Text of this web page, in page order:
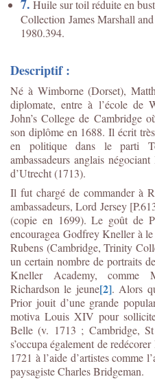
7. Huile sur toil réduite en
Collection James Marshall
1980.394.
Descriptif :
Né à Wimborne (Dorset),
diplomate, entre à l’école de
John’s College de Cambridge
son diplôme en 1688. Il écrit
en politique dans le parti
ambassadeurs anglais
d’Utrecht (1713).
Il fut chargé de commander à
ambassadeurs, Lord Jersey
(copie en 1699). Le goût de
encouragea Godfrey Kneller à
Rubens (Cambridge, Trinity
un certain nombre de portraits
Kneller Academy, comme
Richardson le jeune[2]. Alors
Prior jouit d’une grande
motiva Louis XIV pour
Belle (v. 1713 ; Cambridge,
s’occupa également de
1721 à l’aide d’artistes comme
paysagiste Charles Bridgeman.